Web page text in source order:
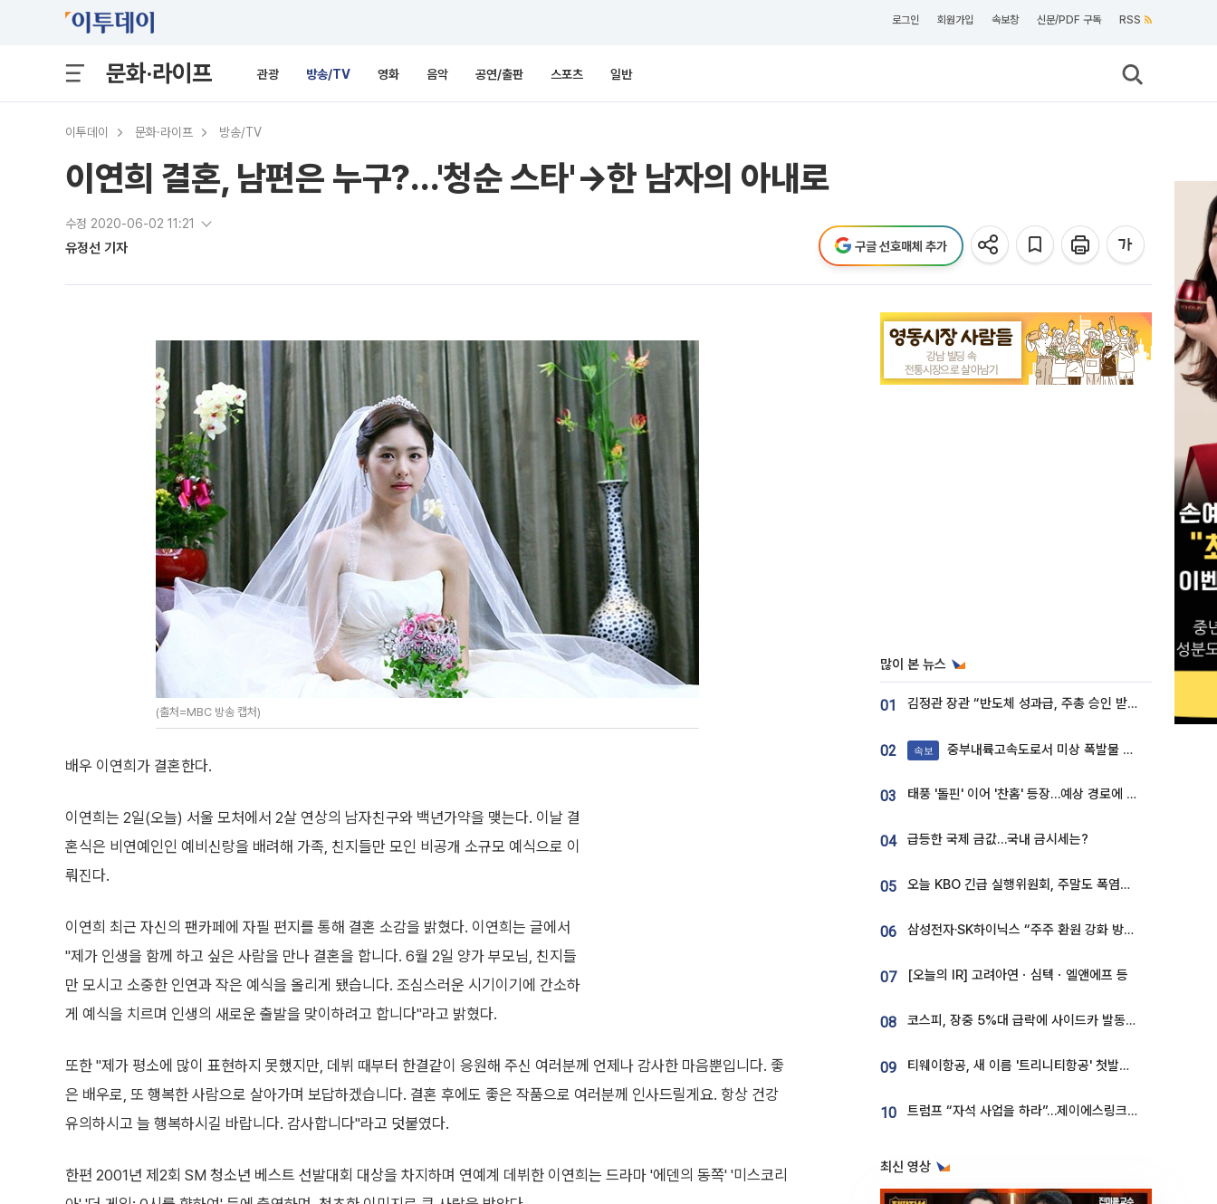
로그인 회원가입 속보창 신문/PDF 구독 RSS
문화·라이프 관광 방송/TV 영화 음악 공연/출판 스포츠 일반
이투데이 문화·라이프 방송/TV
이연희 결혼, 남편은 누구?…'청순 스타'→한 남자의 아내로
수정 2020-06-02 11:21
유정선 기자 구글 선호매체 추가
(출처=MBC 방송 캡처)
배우 이연희가 결혼한다.
이연희는 2일(오늘) 서울 모처에서 2살 연상의 남자친구와 백년가약을 맺는다. 이날 결
혼식은 비연예인인 예비신랑을 배려해 가족, 친지들만 모인 비공개 소규모 예식으로 이
뤄진다.
이연희 최근 자신의 팬카페에 자필 편지를 통해 결혼 소감을 밝혔다. 이연희는 글에서
"제가 인생을 함께 하고 싶은 사람을 만나 결혼을 합니다. 6월 2일 양가 부모님, 친지들
만 모시고 소중한 인연과 작은 예식을 올리게 됐습니다. 조심스러운 시기이기에 간소하
게 예식을 치르며 인생의 새로운 출발을 맞이하려고 합니다"라고 밝혔다.
또한 "제가 평소에 많이 표현하지 못했지만, 데뷔 때부터 한결같이 응원해 주신 여러분께 언제나 감사한 마음뿐입니다. 좋
은 배우로, 또 행복한 사람으로 살아가며 보답하겠습니다. 결혼 후에도 좋은 작품으로 여러분께 인사드릴게요. 항상 건강
유의하시고 늘 행복하시길 바랍니다. 감사합니다"라고 덧붙였다.
한편 2001년 제2회 SM 청소년 베스트 선발대회 대상을 차지하며 연예계 데뷔한 이연희는 드라마 '에덴의 동쪽' '미스코리
많이 본 뉴스
01 김정관 장관 “반도체 성과급, 주총 승인 받도록”…상법·자본시장법 개정 시사
02 속보 중부내륙고속도로서 미상 폭발물 발견
03 태풍 '돌핀' 이어 '찬홈' 등장…예상 경로에 한국 '한숨'
04 급등한 국제 금값…국내 금시세는?
05 오늘 KBO 긴급 실행위원회, 주말도 폭염취소 될까
06 삼성전자·SK하이닉스 “주주 환원 강화 방안 마련”
07 [오늘의 IR] 고려아연ㆍ심텍ㆍ엘앤에프 등
08 코스피, 장중 5%대 급락에 사이드카 발동…삼성·SK 동반 폭락
09 티웨이항공, 새 이름 '트리니티항공' 첫발…SSC 전략 본격화
10 트럼프 “자석 사업을 하라”…제이에스링크, 비중국 영구자석 공급망 구축 속도
최신 영상